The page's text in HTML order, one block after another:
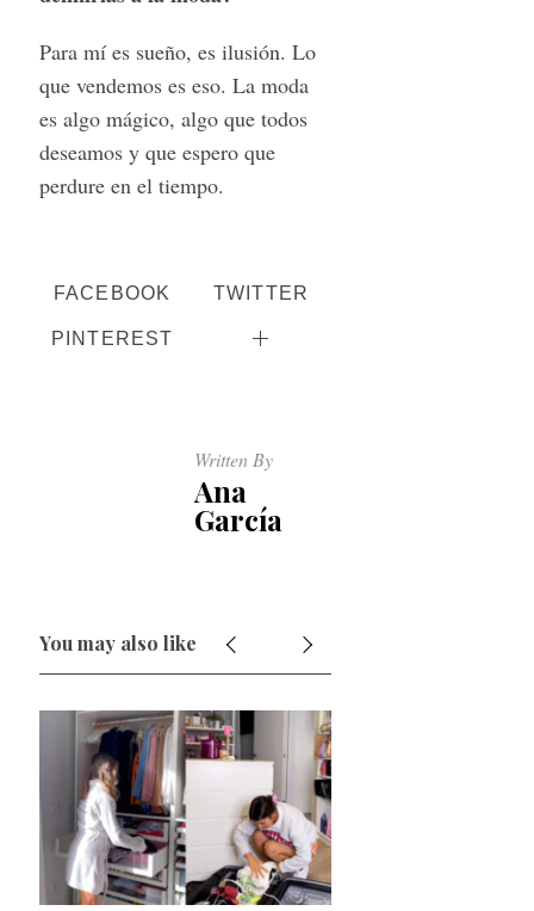
Para mí es sueño, es ilusión. Lo
que vendemos es eso. La moda
es algo mágico, algo que todos
deseamos y que espero que
perdure en el tiempo.
FACEBOOK TWITTER
PINTEREST
Written By
Ana
García
You may also like